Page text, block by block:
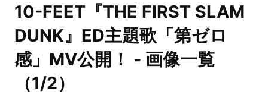
10-FEET『THE FIRST SLAM
DUNK』ED主題歌「第ゼロ
感」MV公開！ - 画像一覧
（1/2）